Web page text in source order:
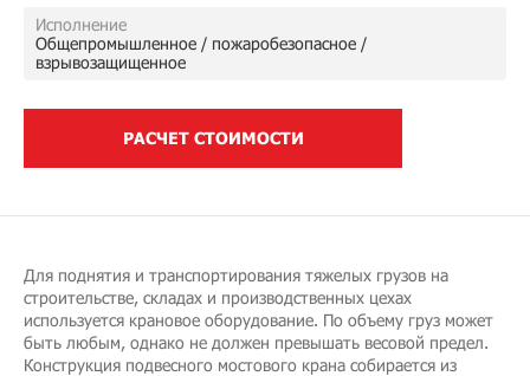
Исполнение
Общепромышленное / пожаробезопасное /
взрывозащищенное
РАСЧЕТ СТОИМОСТИ
Для поднятия и транспортирования тяжелых грузов на
строительстве, складах и производственных цехах
используется крановое оборудование. По объему груз может
быть любым, однако не должен превышать весовой предел.
Конструкция подвесного мостового крана собирается из